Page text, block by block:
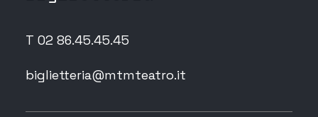
T 02 86.45.45.45
biglietteria@mtmteatro.it